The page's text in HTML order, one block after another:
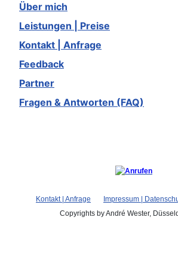
Über mich
Leistungen | Preise
Kontakt | Anfrage
Feedback
Partner
Fragen & Antworten (FAQ)
Kontakt | Anfrage Impressum |
Copyrights by André Wester,